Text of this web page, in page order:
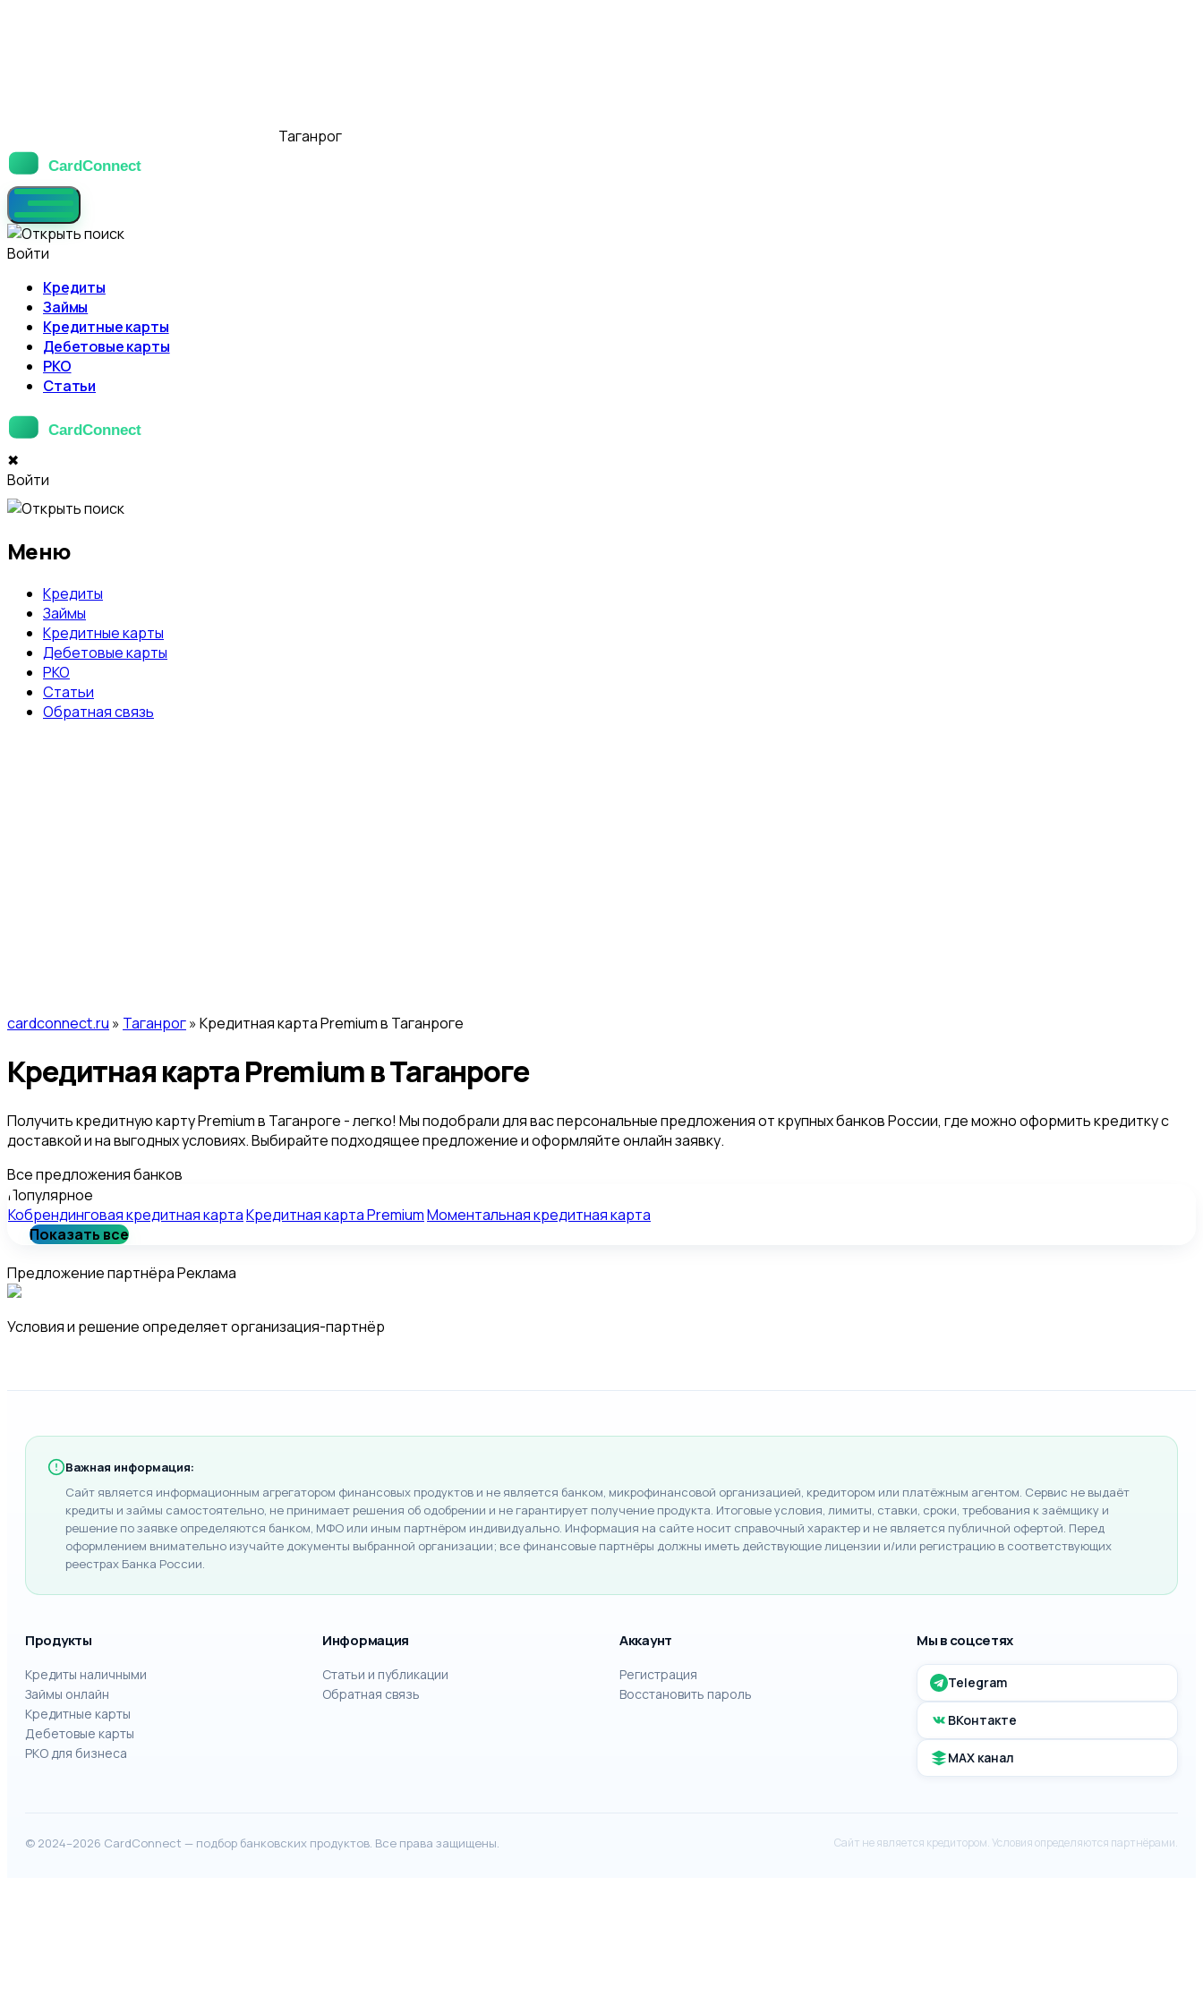
Таганрог
Войти
Кредиты
Займы
Кредитные карты
Дебетовые карты
РКО
Статьи
✖
Войти
Меню
Кредиты
Займы
Кредитные карты
Дебетовые карты
РКО
Статьи
Обратная связь
cardconnect.ru » Таганрог» Кредитная карта Premium в Таганроге
Кредитная карта Premium в Таганроге
Получить кредитную карту Premium в Таганроге - легко! Мы подобрали для вас персональные предложения от крупных банков России, где можно оформить кредитку с
доставкой и на выгодных условиях. Выбирайте подходящее предложение и оформляйте онлайн заявку.
Все предложения банков
Популярное
Кобрендинговая кредитная картаКредитная карта PremiumМоментальная кредитная карта
Показать все
Предложение партнёраРеклама
Условия и решение определяет организация-партнёр
Важная информация:
Сайт является информационным агрегатором финансовых продуктов и не является банком, микрофинансовой организацией, кредитором или платёжным агентом. Сервис не выдаёт
кредиты и займы самостоятельно, не принимает решения об одобрении и не гарантирует получение продукта. Итоговые условия, лимиты, ставки, сроки, требования к заёмщику и
решение по заявке определяются банком, МФО или иным партнёром индивидуально. Информация на сайте носит справочный характер и не является публичной офертой. Перед
оформлением внимательно изучайте документы выбранной организации; все финансовые партнёры должны иметь действующие лицензии и/или регистрацию в соответствующих
реестрах Банка России.
Продукты
Кредиты наличными
Займы онлайн
Кредитные карты
Дебетовые карты
РКО для бизнеса
Информация
Статьи и публикации
Обратная связь
Аккаунт
Регистрация
Восстановить пароль
Мы в соцсетях
Telegram
ВКонтакте
MAX канал
© 2024–2026 CardConnect — подбор банковских продуктов. Все права защищены. Сайт не является кредитором. Условия определяются партнёрами.